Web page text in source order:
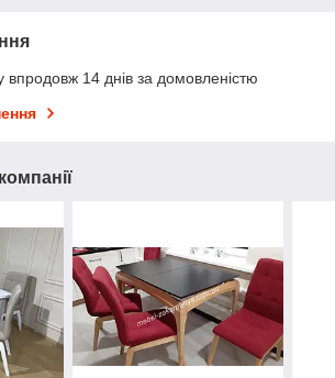
впродовж 14 днів за домовленістю